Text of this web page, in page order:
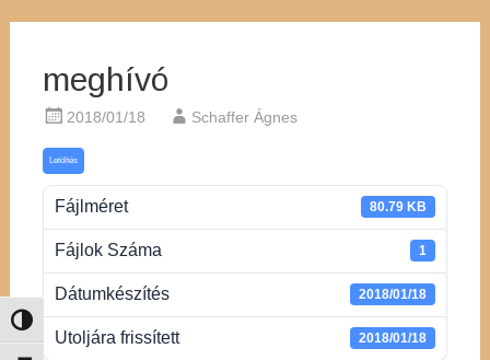
Nagy kontraszt váltása
meghívó
2018/01/18 Schaffer Ágnes
Letöltés
Fájlméret 80.79 KB
Fájlok Száma 1
Dátumkészítés 2018/01/18
Utoljára frissített 2018/01/18